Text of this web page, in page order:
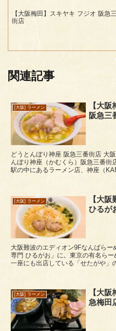
【大阪梅田】スキヤキ フジオ 阪急
街店
関連記事
[大阪] ラーメン
【大
阪急三
どうとんぼり神座 阪急三番街店 大阪梅田にあるラーメン店、どうと
んぼり神座（かむくら）阪急三番街
駅の中にあるラーメン店、神座（
[大阪] ラーメン
【大
ひるが
大阪難波のエディオン9Fなんばら
専門 ひるがお」に。東京の有名ら
一座にも出店している「せたがや」
[大阪] ラーメン
【大
急梅田